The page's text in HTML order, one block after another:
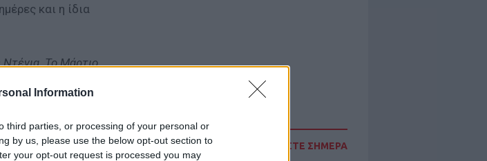
Information
third parties, or processing of your personal or
by us, please use the below opt-out section to
your opt-out request is processed you may
ΔΙΑΒΑΣΤΕ ΣΗΜΕΡΑ
και η ίδια
Ντένια. Το Μάρτιο
στην καρδιά.
όταν δεν έχεις
γιατροί. Ζητώ να
πιο κοντά στην
συνεχίσω να ζω. Δεν